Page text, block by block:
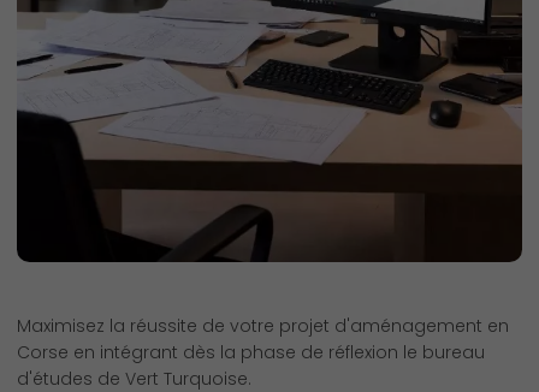
Maximisez la réussite de votre projet d'aménagement en
Corse en intégrant dès la phase de réflexion le bureau
d'études de Vert Turquoise.